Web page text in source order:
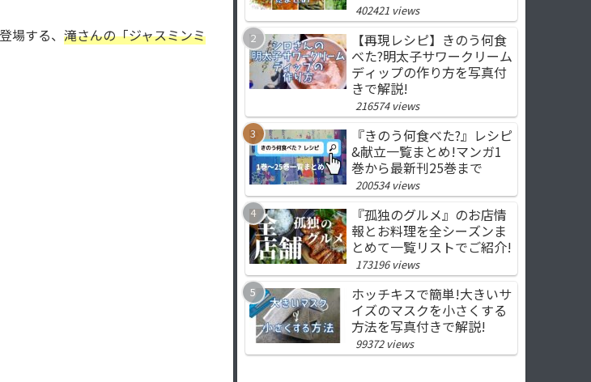
場する、 滝さんの「ジャスミンミ
402421 views
【再現レシピ】きのう何食
べた?明太子サワークリーム
ディップの作り方を写真付
きで解説!
216574 views
『きのう何食べた?』レシピ
&献立一覧まとめ!マンガ1
巻から最新刊25巻まで
200534 views
『孤独のグルメ』のお店情
報とお料理を全シーズンま
とめて一覧リストでご紹介!
173196 views
ホッチキスで簡単!大きいサ
イズのマスクを小さくする
方法を写真付きで解説!
99372 views